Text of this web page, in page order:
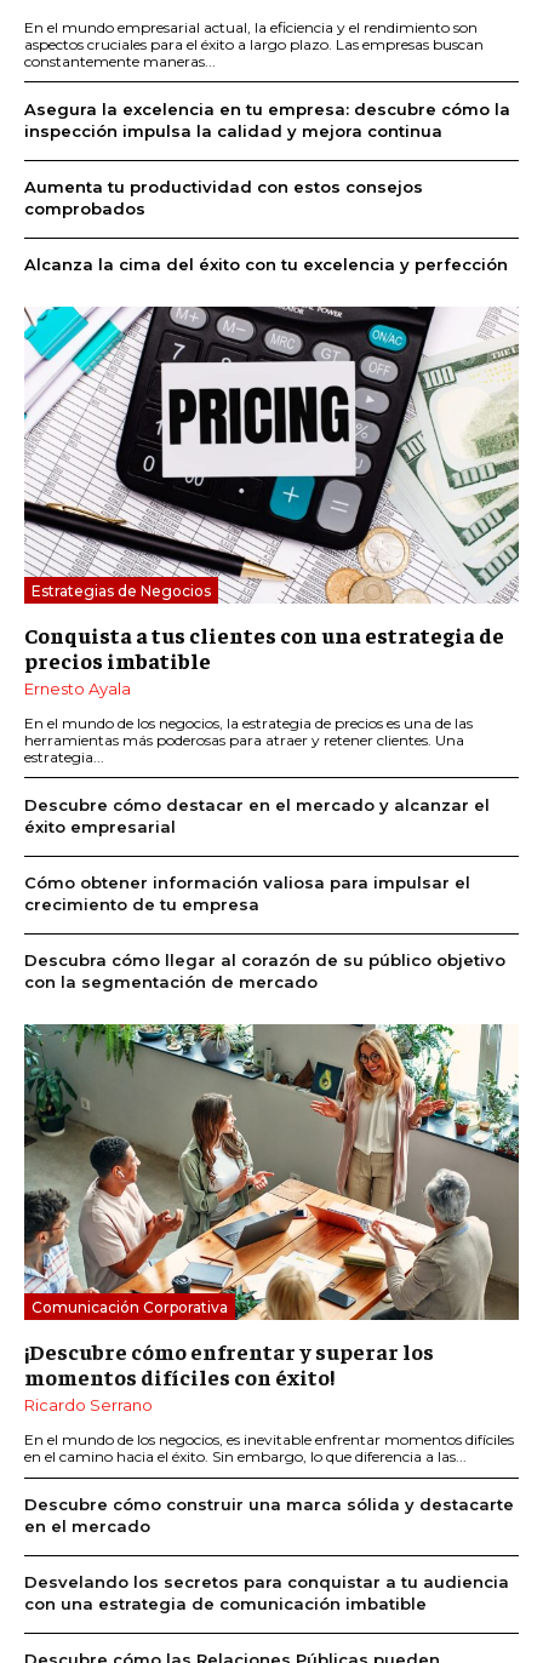
En el mundo empresarial actual, la eficiencia y el rendimiento son
aspectos cruciales para el éxito a largo plazo. Las empresas buscan
constantemente maneras...
Asegura la excelencia en tu empresa: descubre cómo la
inspección impulsa la calidad y mejora continua
Aumenta tu productividad con estos consejos
comprobados
Alcanza la cima del éxito con tu excelencia y perfección
Estrategias de Negocios
Conquista a tus clientes con una estrategia de
precios imbatible
Ernesto Ayala
En el mundo de los negocios, la estrategia de precios es una de las
herramientas más poderosas para atraer y retener clientes. Una
estrategia...
Descubre cómo destacar en el mercado y alcanzar el
éxito empresarial
Cómo obtener información valiosa para impulsar el
crecimiento de tu empresa
Descubra cómo llegar al corazón de su público objetivo
con la segmentación de mercado
Comunicación Corporativa
¡Descubre cómo enfrentar y superar los
momentos difíciles con éxito!
Ricardo Serrano
En el mundo de los negocios, es inevitable enfrentar momentos difíciles
en el camino hacia el éxito. Sin embargo, lo que diferencia a las...
Descubre cómo construir una marca sólida y destacarte
en el mercado
Desvelando los secretos para conquistar a tu audiencia
con una estrategia de comunicación imbatible